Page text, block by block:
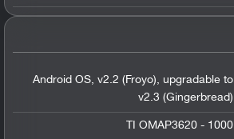
Android OS, v2.2 (Froyo), upgradable to
v2.3 (Gingerbread)
TI OMAP3620 - 1000